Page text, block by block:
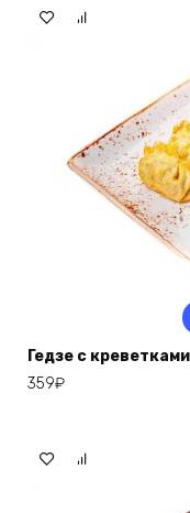
Гедзе с креветками
359₽